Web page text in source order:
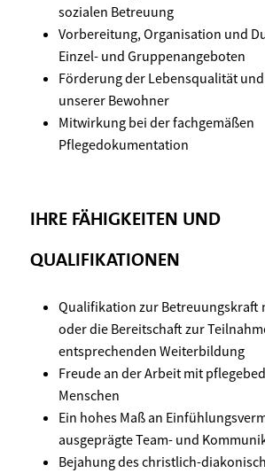
sozialen Betreuung
Vorbereitung, Organisation und
Einzel- und Gruppenangeboten
Förderung der Lebensqualität
unserer Bewohner
Mitwirkung bei der fachgemäßen
Pflegedokumentation
IHRE FÄHIGKEITEN UND
QUALIFIKATIONEN
Qualifikation zur Betreuungskraft
oder die Bereitschaft zur
entsprechenden Weiterbildung
Freude an der Arbeit mit
Menschen
Ein hohes Maß an
ausgeprägte Team- und
Bejahung des christlich-